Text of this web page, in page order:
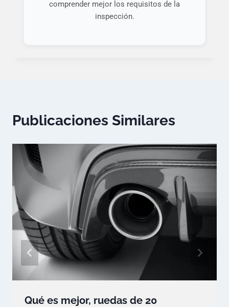
comprender mejor los requisitos de la
inspección.
Publicaciones Similares
Qué es mejor, ruedas de 20